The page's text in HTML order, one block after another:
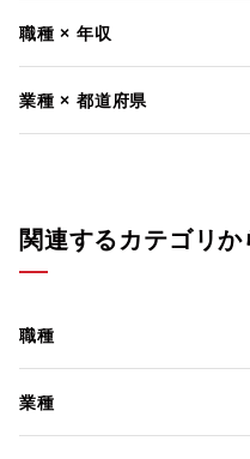
職種 × 年収
業種 × 都道府県
関連するカテゴリ
職種
業種